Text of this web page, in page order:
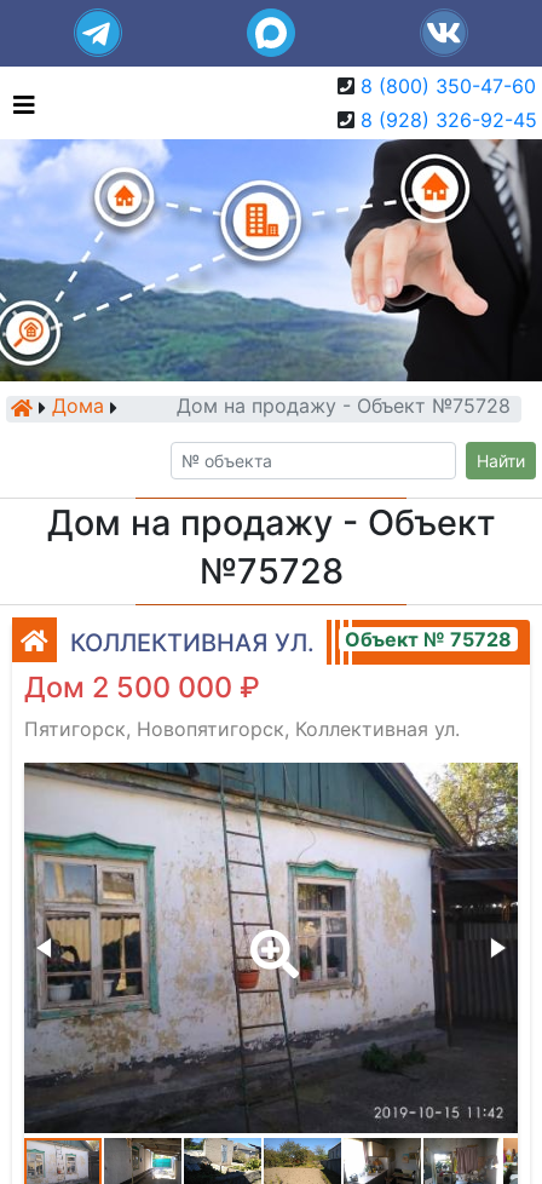
8 (800) 350-47-60
8 (928) 326-92-45
Дома Дом на продажу - Объект №75728
Найти
Дом на продажу - Объект
№75728
КОЛЛЕКТИВНАЯ УЛ. Объект № 75728
Дом 2 500 000 ₽
Пятигорск, Новопятигорск, Коллективная ул.